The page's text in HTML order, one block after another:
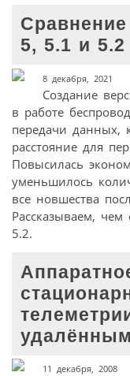
5, 5.1 и 5.2
8 декабря, 2021
Создание
в работе
передачи данных,
расстояние для
Повысилась
уменьшилось
все новшества
Рассказываем,
5.2.
11 декабря, 2008